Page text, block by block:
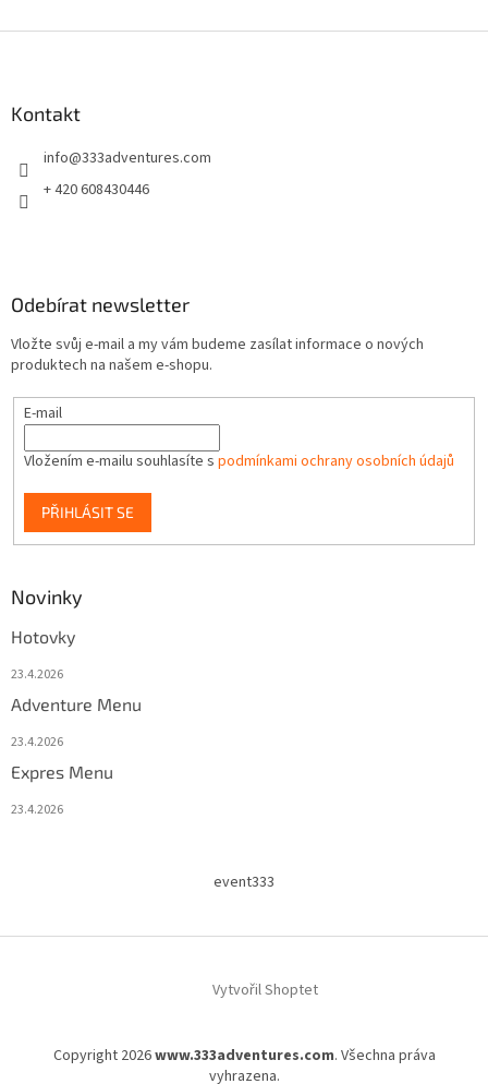
Kontakt
info@333adventures.com
+ 420 608430446
Odebírat newsletter
Vložte svůj e-mail a my vám budeme zasílat informace o nových
produktech na našem e-shopu.
E-mail
Vložením e-mailu souhlasíte s podmínkami ochrany osobních údajů
PŘIHLÁSIT SE
Novinky
Hotovky
23.4.2026
Adventure Menu
23.4.2026
Expres Menu
23.4.2026
event333
Vytvořil Shoptet
Copyright 2026www.333adventures.com. Všechna práva
vyhrazena.